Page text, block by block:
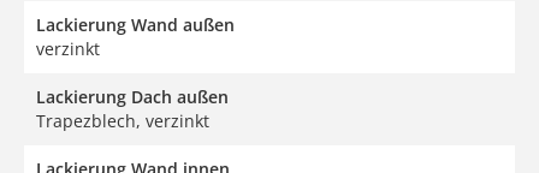
Lackierung Wand außen
verzinkt
Lackierung Dach außen
Trapezblech, verzinkt
Lackierung Wand innen